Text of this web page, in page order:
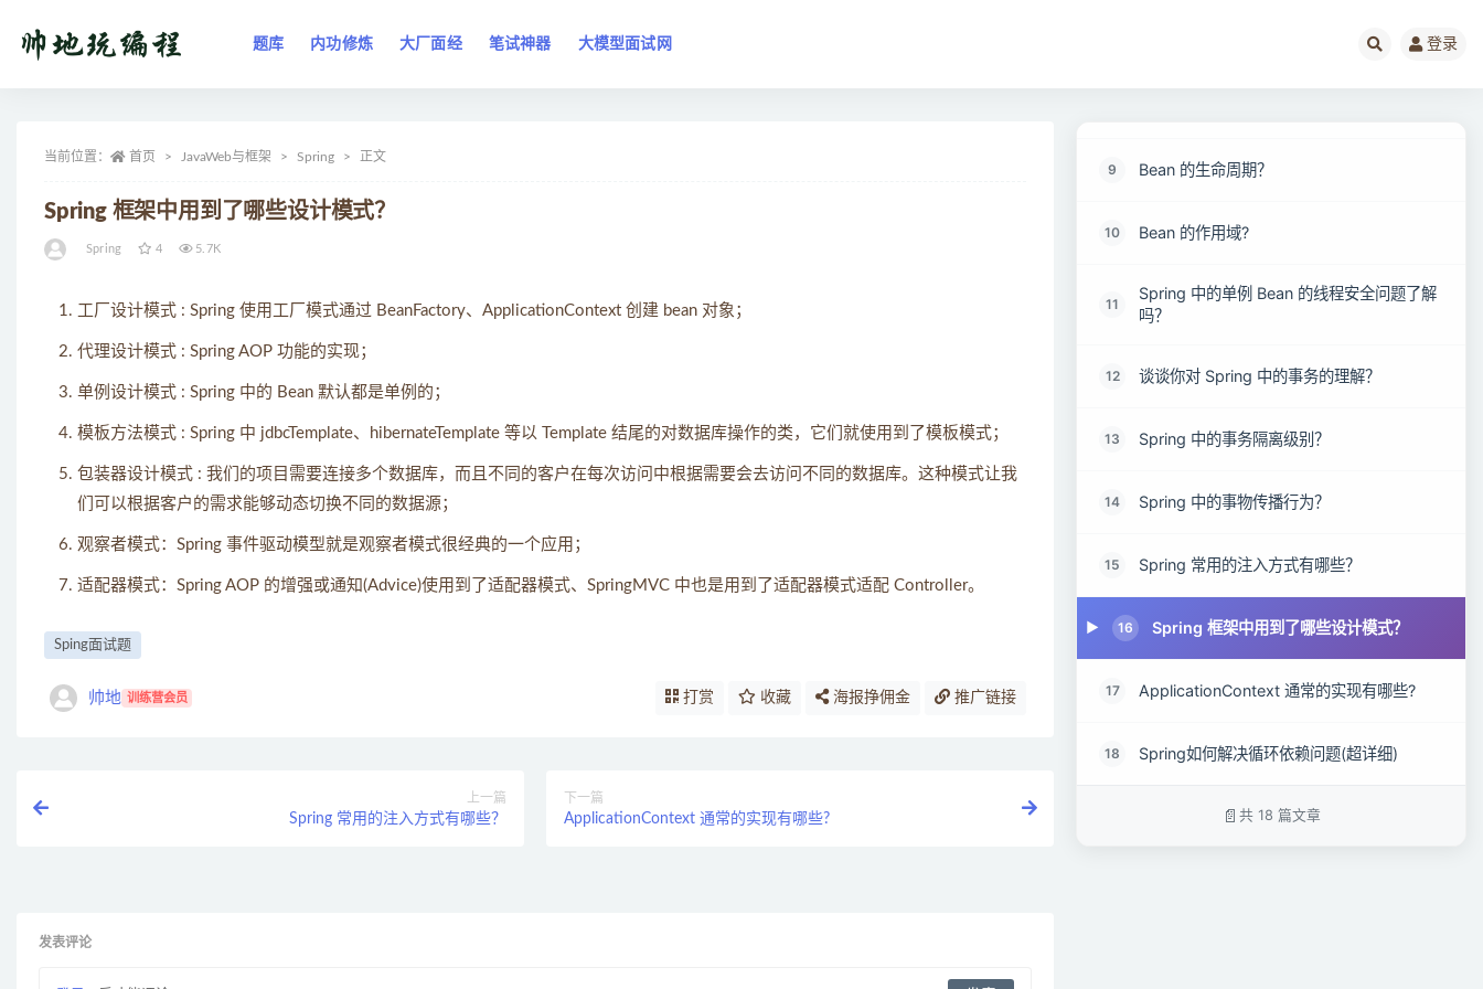
题库 内功修炼 大厂面经 笔试神器 大模型面试网 登录
当前位置： 首页 JavaWeb与框架 Spring 正文
Spring 框架中用到了哪些设计模式？
Spring 4 5.7K
工厂设计模式 : Spring 使用工厂模式通过 BeanFactory、ApplicationContext 创建 bean 对象；
代理设计模式 : Spring AOP 功能的实现；
单例设计模式 : Spring 中的 Bean 默认都是单例的；
模板方法模式 : Spring 中 jdbcTemplate、hibernateTemplate 等以 Template 结尾的对数据库操作的类，它们就使用到了模板模式；
包装器设计模式 : 我们的项目需要连接多个数据库，而且不同的客户在每次访问中根据需要会去访问不同的数据库。这种模式让我
们可以根据客户的需求能够动态切换不同的数据源；
观察者模式：Spring 事件驱动模型就是观察者模式很经典的一个应用；
适配器模式：Spring AOP 的增强或通知(Advice)使用到了适配器模式、SpringMVC 中也是用到了适配器模式适配 Controller。
Sping面试题
帅地 训练营会员 打赏 收藏 海报挣佣金 推广链接
上一篇
Spring 常用的注入方式有哪些？
下一篇
ApplicationContext 通常的实现有哪些?
发表评论
通知类型（Advice）型（Advice）有哪些？
9 Bean 的生命周期？
10 Bean 的作用域?
11
Spring 中的单例 Bean 的线程安全问题了解
吗？
12 谈谈你对 Spring 中的事务的理解？
13 Spring 中的事务隔离级别？
14 Spring 中的事物传播行为？
15 Spring 常用的注入方式有哪些？
16 Spring 框架中用到了哪些设计模式？
17 ApplicationContext 通常的实现有哪些?
18 Spring如何解决循环依赖问题(超详细)
共 18 篇文章